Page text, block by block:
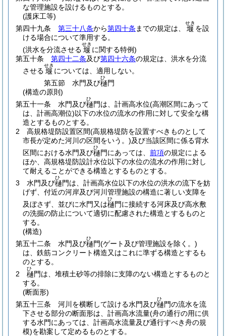
な管理施設を設けるものとする。
(護床工等)
第四十九条
第三十八条から第四十条 までの規定は、 堰
せき
を設
ける場合について準用する。
(洪水を分流させる 堰
せき
に関する特例)
第五十条
第四十二条及び第四十六条の規定は、洪水を分流
させる 堰
せき
については、適用しない。
第五節
水門及び樋
ひ
門
(構造の原則)
第五十一条
水門及び樋
ひ
門は、計画高水位(高潮区間にあって
は、計画高潮位)以下の水位の流水の作用に対して安全な構
造とするものとする。
2
高規格堤防設置区間(高規格堤防を設置すべきものとして
市長が定めた河川の区間をいう。)及び当該区間に係る背水
区間における水門及び樋
ひ
門にあっては、 前項の規定による
ほか、高規格堤防設計水位以下の水位の流水の作用に対し
て耐えることができる構造とするものとする。
3
水門及び樋
ひ
門は、計画高水位以下の水位の洪水の流下を妨
げず、付近の河岸及び河川管理施設の構造に著しい支障を
及ぼさず、並びに水門又は樋
ひ
門に接続する河床及び高水敷
の洗掘の防止について適切に配慮された構造とするものと
する。
(構造)
第五十二条
水門及び樋
ひ
門(ゲート及び管理施設を除く。)
は、鉄筋コンクリート構造又はこれに準ずる構造とするも
のとする。
2
樋
ひ
門は、堆積土砂等の排除に支障のない構造とするものと
する。
(断面形)
第五十三条
河川を横断して設ける水門及び樋
ひ
門の流水を流
下させる部分の断面形は、計画高水流量(舟の通行の用に供
する水門にあっては、計画高水流量及び通行すべき舟の規
模)を勘案して定めるものとする。